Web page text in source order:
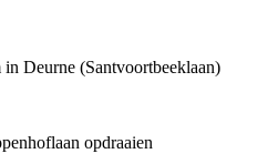
Deurne (Santvoortbeeklaan)
opdraaien